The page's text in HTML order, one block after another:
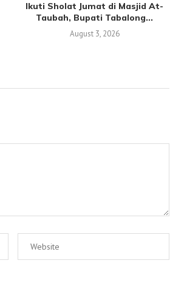
Ikuti Sholat Jumat di Masjid At-
Taubah, Bupati Tabalong...
August 3, 2026